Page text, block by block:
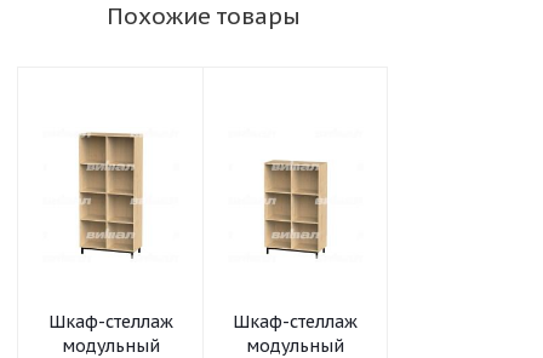
Похожие товары
Шкаф-стеллаж
модульный
Шкаф-стеллаж
модульный